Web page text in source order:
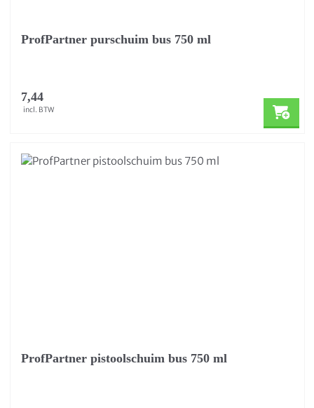
ProfPartner purschuim bus 750 ml
7,44
incl. BTW
ProfPartner pistoolschuim bus 750 ml